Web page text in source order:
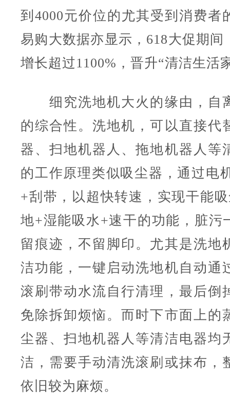
到4000元价位的尤其受到消费者
易购大数据亦显示，618大促期间
增长超过1100%，晋升“清洁生活
细究洗地机大火的缘由，自
的综合性。洗地机，可以直接代
器、扫地机器人、拖地机器人等
的工作原理类似吸尘器，通过电
+刮带，以超快转速，实现干能
地+湿能吸水+速干的功能，脏污
留痕迹，不留脚印。尤其是洗地
洁功能，一键启动洗地机自动通
滚刷带动水流自行清理，最后倒
免除拆卸烦恼。而时下市面上的
尘器、扫地机器人等清洁电器均
洁，需要手动清洗滚刷或抹布，
依旧较为麻烦。